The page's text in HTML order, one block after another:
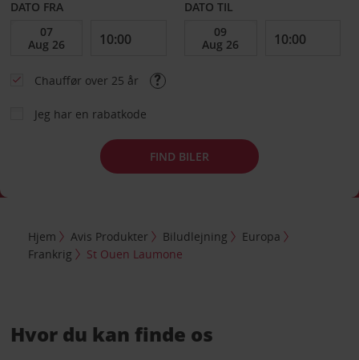
DATO FRA DATO TIL
Chauffør over 25 år
Jeg har en rabatkode
FIND BILER
Hjem Avis Produkter Biludlejning
Europa
Frankrig
St Ouen Laumone
Hvor du kan finde os